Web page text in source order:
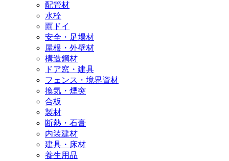
配管材
水栓
雨ドイ
安全・足場材
屋根・外壁材
構造鋼材
ドア窓・建具
フェンス・境界資材
換気・煙突
合板
製材
断熱・石膏
内装建材
建具・床材
養生用品